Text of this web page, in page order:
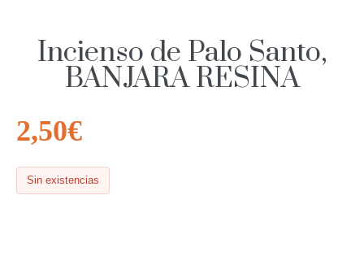
Incienso de Palo Santo,
BANJARA RESINA
2,50€
Sin existencias